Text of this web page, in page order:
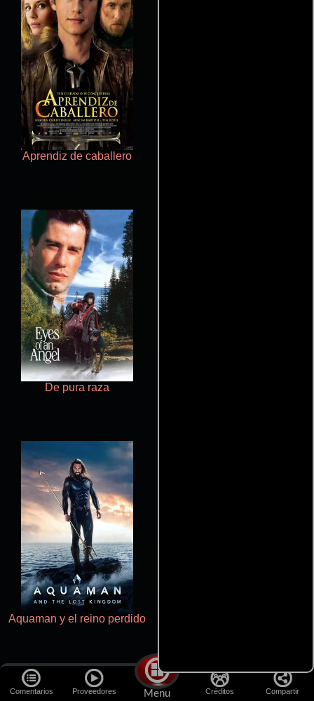
Comentarios Proveedores Menu Créditos Compartir
Aprendiz de caballero
De pura raza
Aquaman y el reino perdido